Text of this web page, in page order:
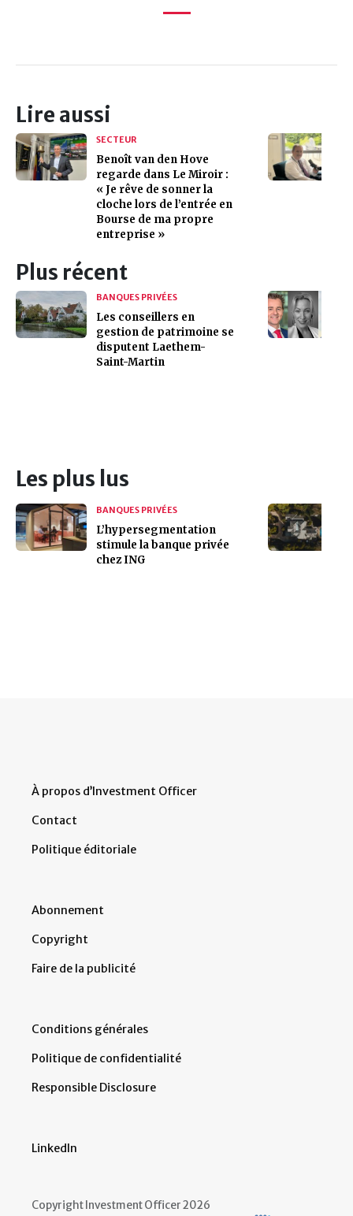
Lire aussi
SECTEUR
Benoît van den Hove
regarde dans Le Miroir :
« Je rêve de sonner la
cloche lors de l’entrée en
Bourse de ma propre
entreprise »
Plus récent
BANQUES PRIVÉES
Les conseillers en
gestion de patrimoine se
disputent Laethem-
Saint-Martin
Les plus lus
BANQUES PRIVÉES
L’hypersegmentation
stimule la banque privée
chez ING
À propos d’Investment Officer
Contact
Politique éditoriale
Abonnement
Copyright
Faire de la publicité
Conditions générales
Politique de confidentialité
Responsible Disclosure
LinkedIn
Copyright Investment Officer 2026